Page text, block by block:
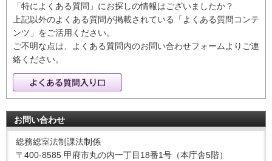
「特によくある質問」にお探しの情報はございましたか？
上記以外のよくある質問が掲載されている「よくある質問コンテ
ンツ」をご活用ください。
ご不明な点は、よくある質問内のお問い合わせフォームよりご連
絡ください。
お問い合わせ
総務総室法制課法制係
〒400-8585 甲府市丸の内一丁目18番1号（本庁舎5階）